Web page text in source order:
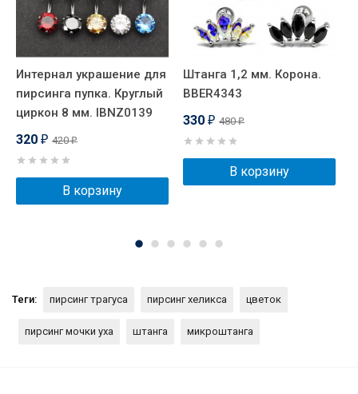
Интернал украшение для
пирсинга пупка. Круглый
циркон 8 мм. IBNZ0139
320 ₽ 420₽
В корзину
Штанга 1,2 мм. Корона.
BBER4343
330 ₽ 480₽
В корзину
Теги: пирсинг трагуса пирсинг хеликса цветок
пирсинг мочки уха штанга микроштанга